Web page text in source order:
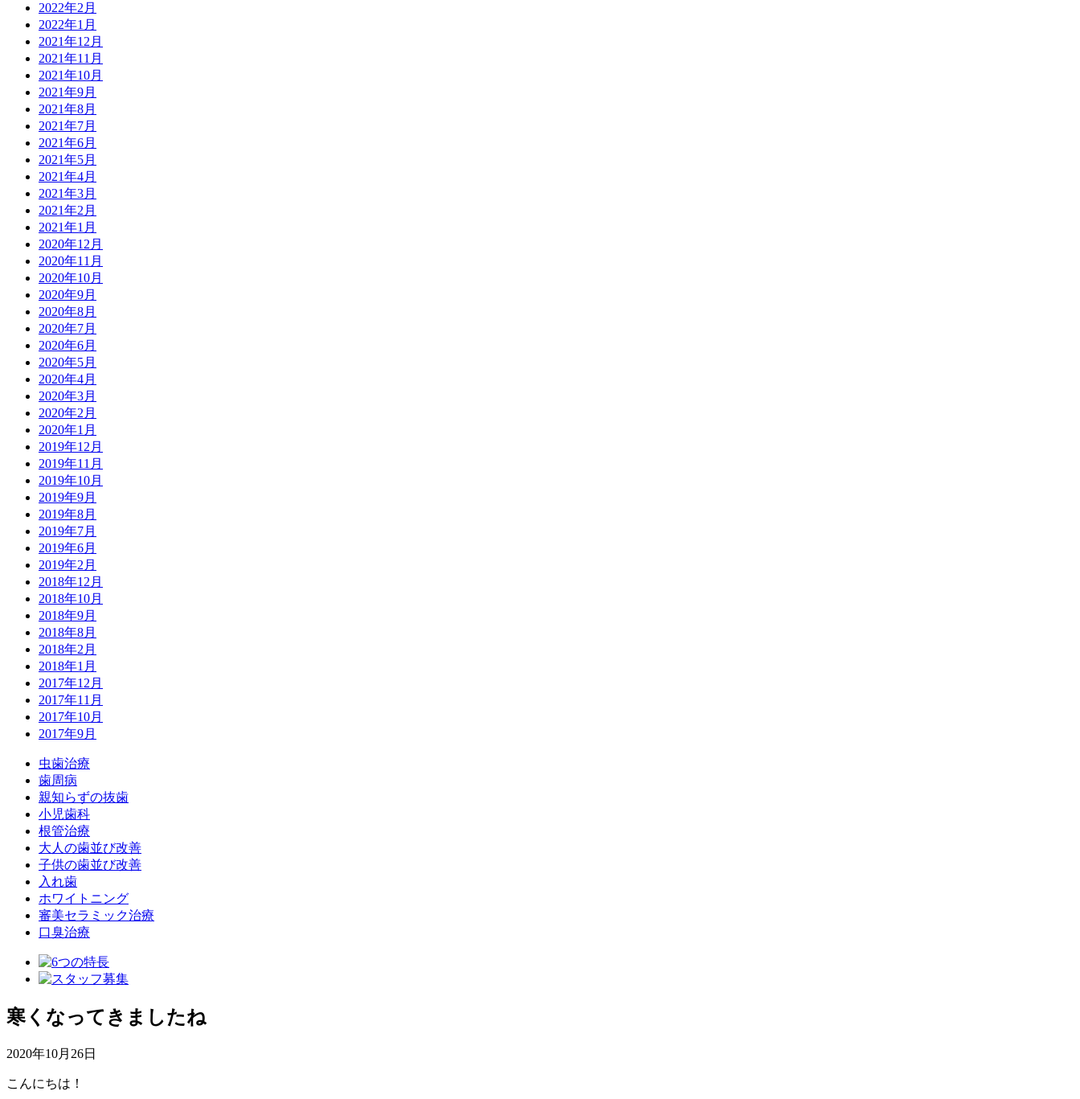
2022年2月
2022年1月
2021年12月
2021年11月
2021年10月
2021年9月
2021年8月
2021年7月
2021年6月
2021年5月
2021年4月
2021年3月
2021年2月
2021年1月
2020年12月
2020年11月
2020年10月
2020年9月
2020年8月
2020年7月
2020年6月
2020年5月
2020年4月
2020年3月
2020年2月
2020年1月
2019年12月
2019年11月
2019年10月
2019年9月
2019年8月
2019年7月
2019年6月
2019年2月
2018年12月
2018年10月
2018年9月
2018年8月
2018年2月
2018年1月
2017年12月
2017年11月
2017年10月
2017年9月
虫歯治療
歯周病
親知らずの抜歯
小児歯科
根管治療
大人の歯並び改善
子供の歯並び改善
入れ歯
ホワイトニング
審美セラミック治療
口臭治療
寒くなってきましたね
2020年10月26日
こんにちは！